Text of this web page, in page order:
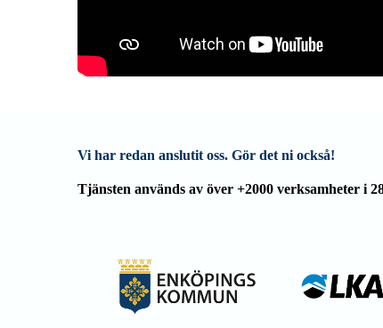
Vi har redan anslutit oss. Gör det ni också!
Tjänsten används av över +2000 verksamheter i